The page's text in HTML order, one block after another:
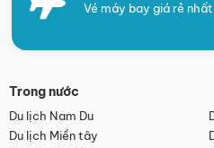
Vé máy bay giá rẻ
Trong nước
Du lịch Nam Du
Du lịch Miền tây